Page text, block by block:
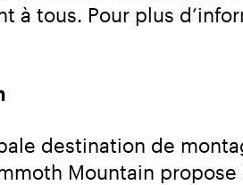
destination de
Mountain